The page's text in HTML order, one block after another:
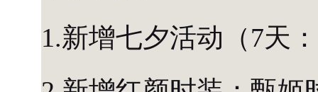
1.新增七夕活动（7天